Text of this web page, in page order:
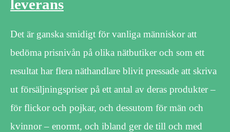
leverans
Det är ganska smidigt för vanliga människor att
bedöma prisnivån på olika nätbutiker och som ett
resultat har flera näthandlare blivit pressade att skriva
ut försäljningspriser på ett antal av deras produkter –
för flickor och pojkar, och dessutom för män och
kvinnor – enormt, och ibland ger de till och med